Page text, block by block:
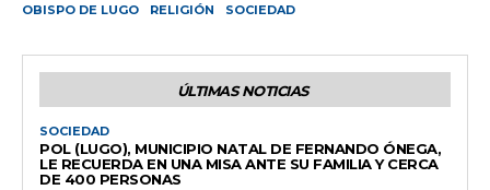
OBISPO DE LUGO
RELIGIÓN SOCIEDAD
ÚLTIMAS NOTICIAS
SOCIEDAD
POL (LUGO), MUNICIPIO NATAL DE FERNANDO ÓNEGA,
LE RECUERDA EN UNA MISA ANTE SU FAMILIA Y CERCA
DE 400 PERSONAS